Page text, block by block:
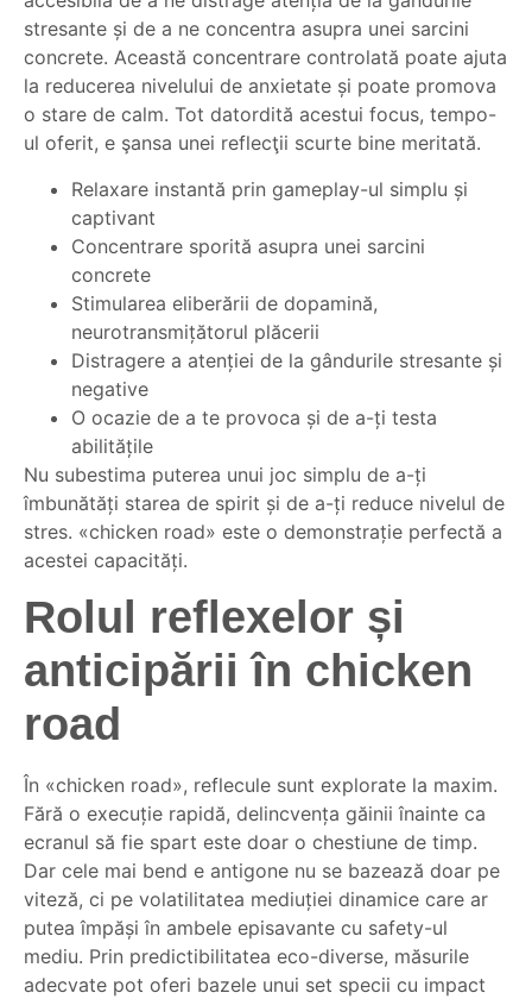
stresante și de a ne concentra asupra unei sarcini
concrete. Această concentrare controlată poate ajuta
la reducerea nivelului de anxietate și poate promova
o stare de calm. Tot datordită acestui focus, tempo-
ul oferit, e şansa unei reflecţii scurte bine meritată.
Relaxare instantă prin gameplay-ul simplu și
captivant
Concentrare sporită asupra unei sarcini
concrete
Stimularea eliberării de dopamină,
neurotransmițătorul plăcerii
Distragere a atenției de la gândurile stresante și
negative
O ocazie de a te provoca și de a-ți testa
abilitățile
Nu subestima puterea unui joc simplu de a-ți
îmbunătăți starea de spirit și de a-ți reduce nivelul de
stres. «chicken road» este o demonstrație perfectă a
acestei capacități.
Rolul reflexelor și
anticipării în chicken
road
În «chicken road», reflecule sunt explorate la maxim.
Fără o execuție rapidă, delincvența găinii înainte ca
ecranul să fie spart este doar o chestiune de timp.
Dar cele mai bend e antigone nu se bazează doar pe
viteză, ci pe volatilitatea mediuției dinamice care ar
putea împăși în ambele episavante cu safety-ul
mediu. Prin predictibilitatea eco-diverse, măsurile
adecvate pot oferi bazele unui set specii cu impact